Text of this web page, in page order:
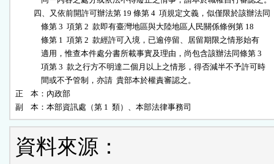
          四、又依前開許可辦法第 19 條第 4  項規定文義，似僅限於該辦法同
              條第 3  項第 2  款即有臺灣地區與大陸地區人民關係條例第 18
              條第 1  項第 2  款經許可入境，已逾停留、居留期限之情形始有
              適用，惟查本件處分書所載事實及理由，尚包含該辦法同條第 3
              項第 3  款之行方不明達二個月以上之情形，得否減半不予許可時
              間或不予管制，亦請  貴部本於權責審認之。
正    本：內政部
副    本：本部資訊處（第 1  類）、本部法律事務司
資料來源：